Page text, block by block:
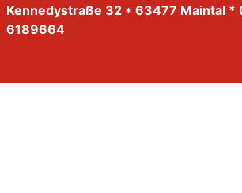
Kennedystraße 32 * 63477 Maintal *
6189664